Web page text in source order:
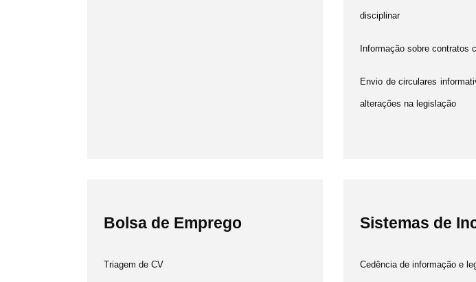
disciplinar
Informação sobre contratos
Envio de circulares
alterações na legislação
Bolsa de Emprego
Triagem de CV
Sistemas de
Cedência de informação e